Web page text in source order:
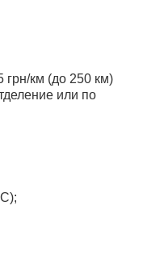
грн/км (до 250 км)
или по